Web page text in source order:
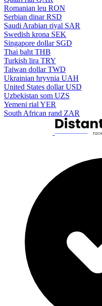
Romanian leu RON
Serbian dinar RSD
Saudi Arabian riyal SAR
Swedish krona SEK
Singapore dollar SGD
Thai baht THB
Turkish lira TRY
Taiwan dollar TWD
Ukrainian hryvnia UAH
United States dollar USD
Uzbekistan som UZS
Yemeni rial YER
South African rand ZAR